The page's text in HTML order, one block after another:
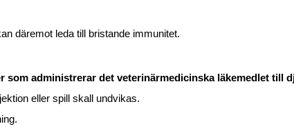
däremot leda till bristande immunitet.
administrerar det veterinärmedicinska läkemedlet till
eller spill skall undvikas.